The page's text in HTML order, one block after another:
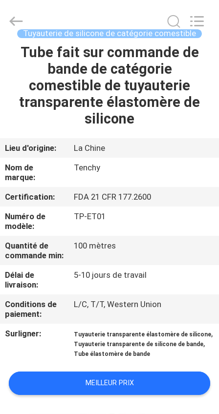
MAISON
PRODUITS
DE
NOUS
VISITE
D'USINE
CONTRÔLE
DE
QUALITÉ
CONTACTEZ-
NOUS
NOUVELLES
DEMANDEZ
silicone
Fournisseur.
Copyright
Silicone&Rubber
Reserved.
Tuyauterie de silicone de catégorie comestible
Tube fait sur commande de
bande de catégorie
comestible de tuyauterie
transparente élastomère de
silicone
Lieu d'origine:
La Chine
Nom de
marque:
Tenchy
Certification:
FDA 21 CFR 177.2600
Numéro de
modèle:
TP-ET01
Quantité de
commande min:
100 mètres
Délai de
livraison:
5-10 jours de travail
Conditions de
paiement:
L/C, T/T, Western Union
Surligner: Tuyauterie transparente élastomère de silicone,
Tuyauterie transparente de silicone de bande,
Tube élastomère de bande
MEILLEUR PRIX